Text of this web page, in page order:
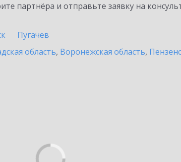
партнёра и отправьте заявку на
Пугачев
область, Воронежская область,